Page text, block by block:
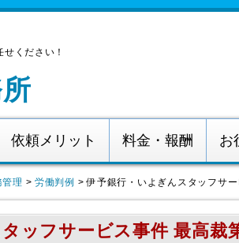
せください！
依頼メリット 料金・報酬 お
理 >労働判例 >伊予銀行・いよぎんスタッフサ
ッフサービス事件 最高裁